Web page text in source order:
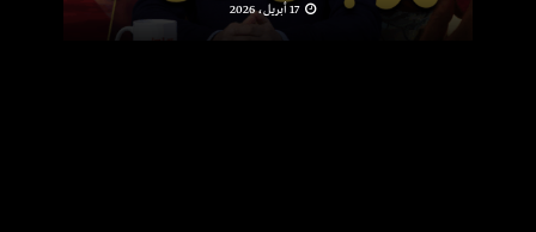
17 أبريل، 2026